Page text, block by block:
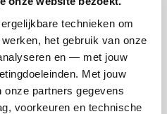
technieken om
het gebruik van onze
en — met jouw
Met jouw
partners gegevens
voorkeuren en technische
badges